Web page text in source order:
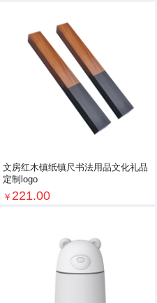
文房红木镇纸镇尺书法用品文化礼品
定制logo
￥ 221.00